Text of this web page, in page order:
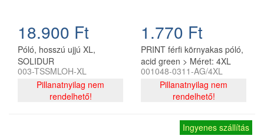
18.900 Ft
Póló, hosszú ujjú XL,
SOLIDUR
003-TSSMLOH-XL
Pillanatnyilag nem
rendelhető!
1.770 Ft
PRINT férfi környakas póló,
acid green > Méret: 4XL
001048-0311-AG/4XL
Pillanatnyilag nem
rendelhető!
Ingyenes szállítás